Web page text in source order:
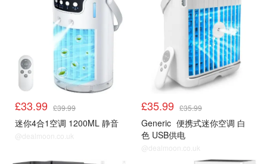
£33.99 £39.99
迷你4合1空调 1200ML 静音
@dealmoon.co.uk
£35.99 £35.99
Generic 便携式迷你空调 白
色 USB供电
@dealmoon.co.uk